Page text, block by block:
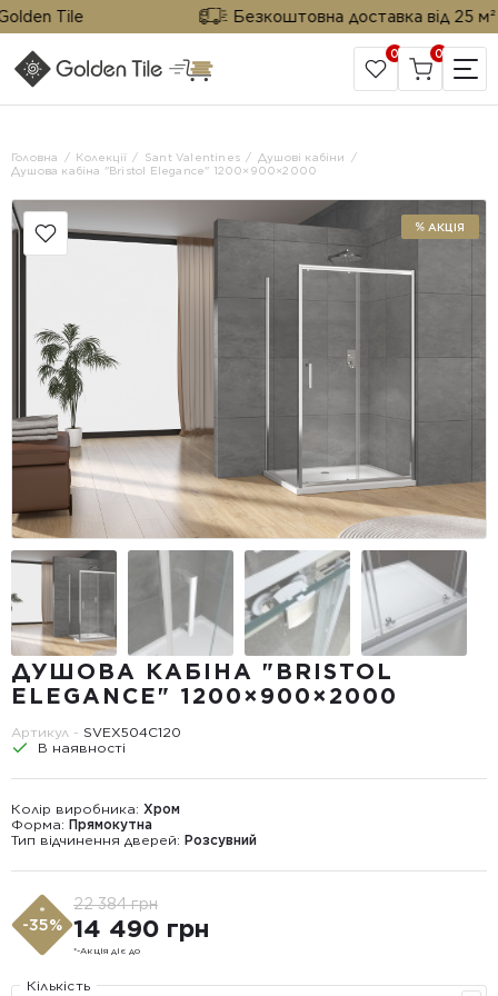
Tile Безкоштовна доставка від 25 м²
САЙТ КОМПАНІЇ
0 0
Головна Колекції Sant Valentines
Душові кабіни
Душова кабіна "Bristol Elegance" 1200×900×2000
ДУШОВА КАБІНА "BRISTOL
ELEGANCE" 1200×900×2000
Артикул - SVEX504C120
В наявності
Колір виробника: Хром
Форма: Прямокутна
Тип відчинення дверей: Розсувний
*
-35%
22 384 грн
14 490 грн
*-Акція діє до
Кількість